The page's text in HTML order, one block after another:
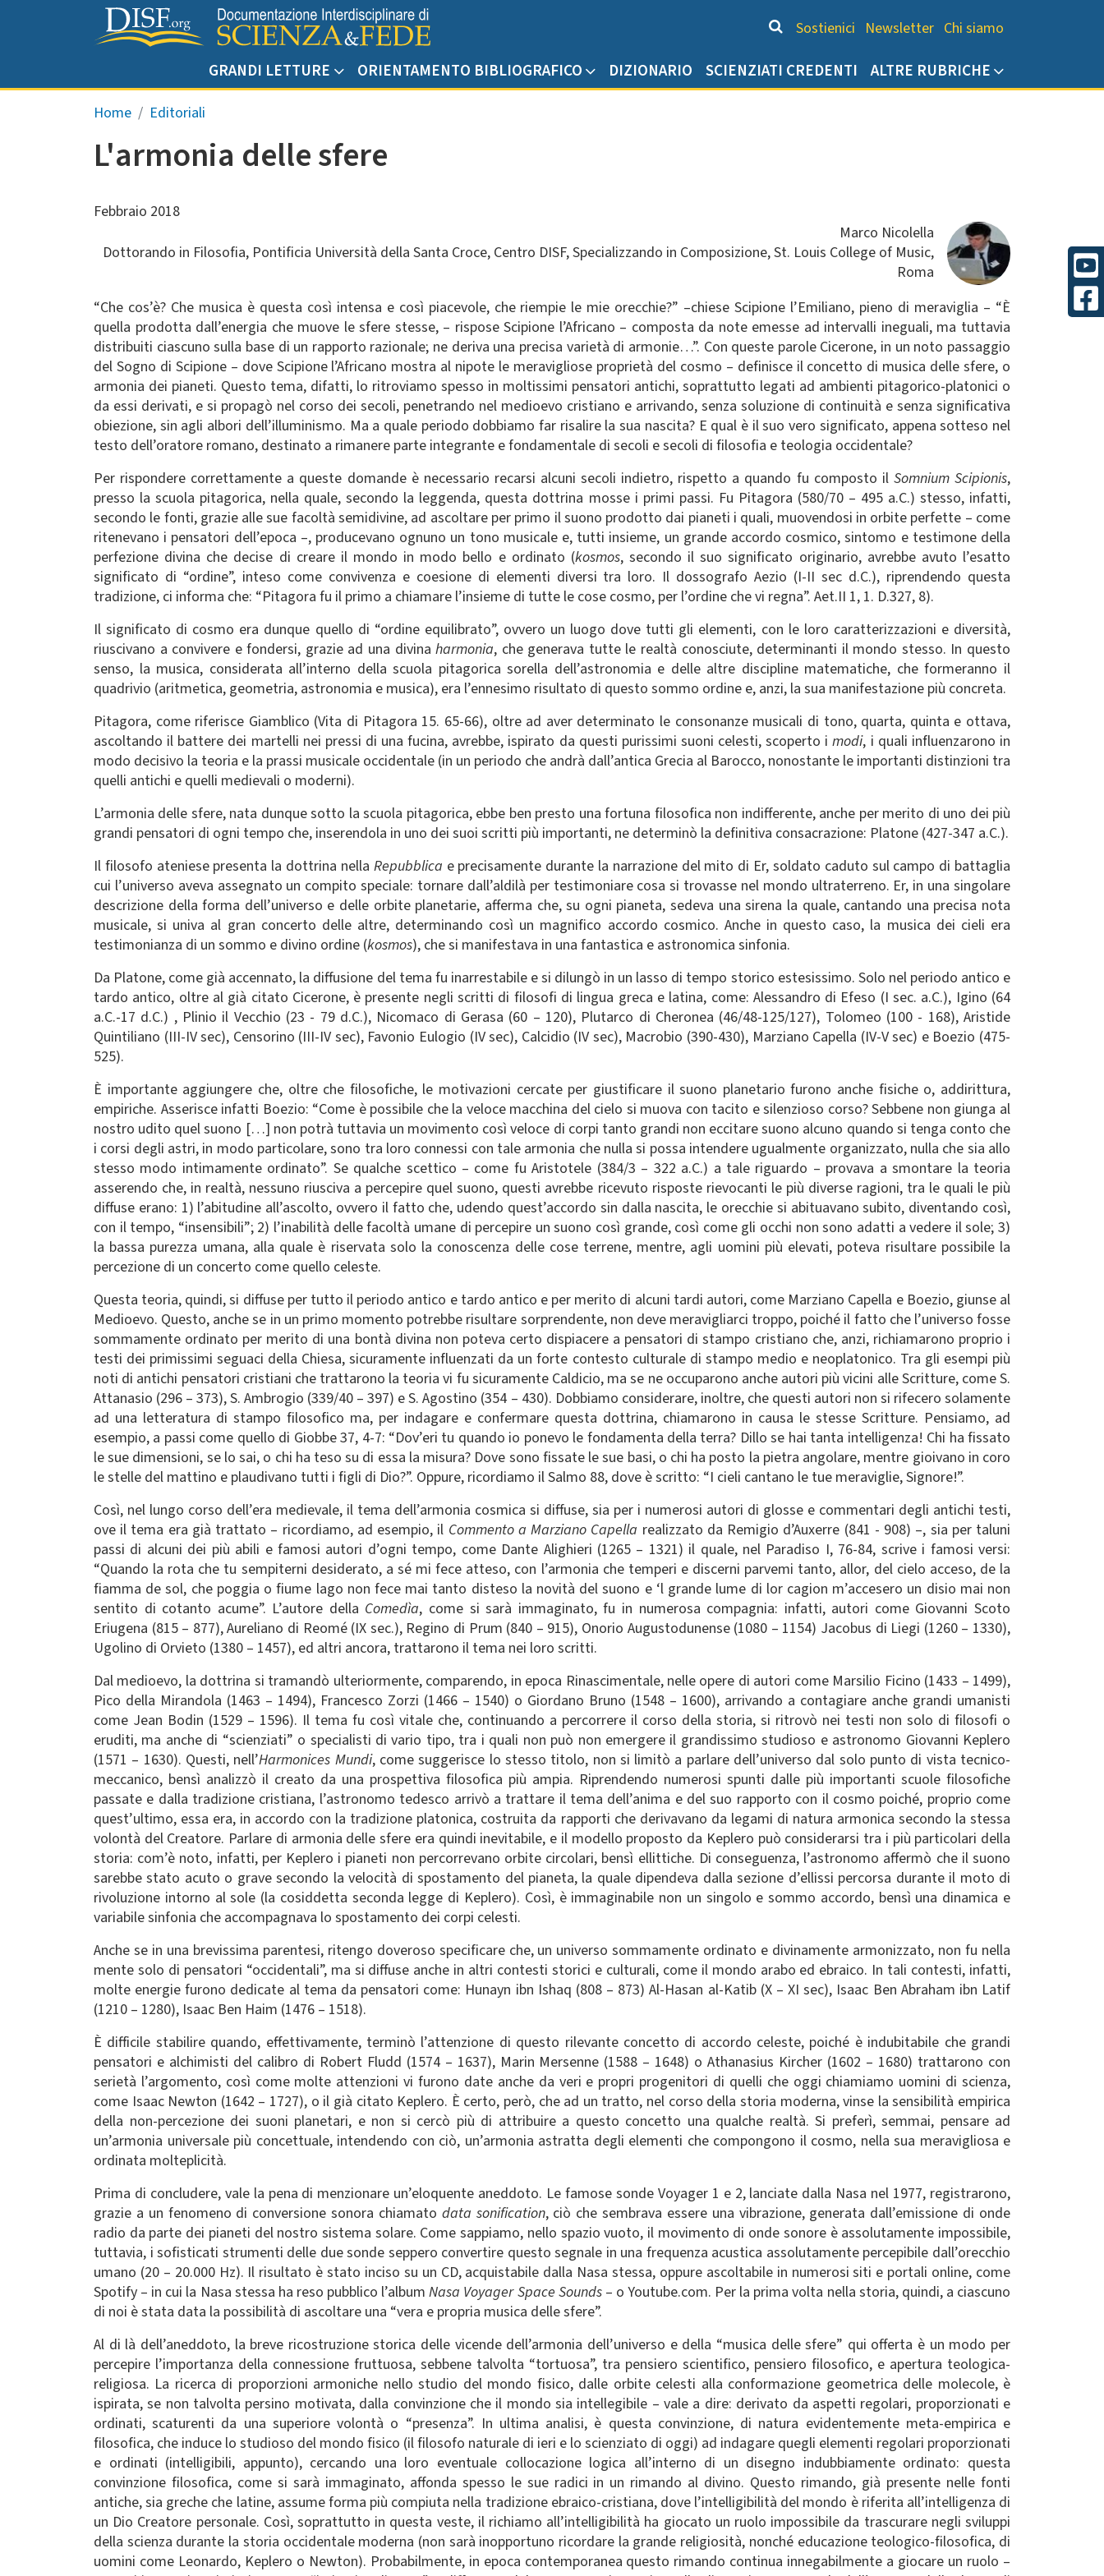
Salta al contenuto principale
Chi siamo
Sostienici Newsletter Chi siamo
GRANDI LETTURE ORIENTAMENTO BIBLIOGRAFICO DIZIONARIO SCIENZIATI CREDENTI ALTRE RUBRICHE
Briciole di pane
Home Editoriali
L'armonia delle sfere
Febbraio 2018
Marco Nicolella
Dottorando in Filosofia, Pontificia Università della Santa Croce, Centro DISF, Specializzando in Composizione, St. Louis College of Music,
Roma
“Che cos’è? Che musica è questa così intensa e così piacevole, che riempie le mie orecchie?” –chiese Scipione l’Emiliano, pieno di meraviglia – “È
quella prodotta dall’energia che muove le sfere stesse, – rispose Scipione l’Africano – composta da note emesse ad intervalli ineguali, ma tuttavia
distribuiti ciascuno sulla base di un rapporto razionale; ne deriva una precisa varietà di armonie…”. Con queste parole Cicerone, in un noto passaggio
del Sogno di Scipione – dove Scipione l’Africano mostra al nipote le meravigliose proprietà del cosmo – definisce il concetto di musica delle sfere, o
armonia dei pianeti. Questo tema, difatti, lo ritroviamo spesso in moltissimi pensatori antichi, soprattutto legati ad ambienti pitagorico-platonici o
da essi derivati, e si propagò nel corso dei secoli, penetrando nel medioevo cristiano e arrivando, senza soluzione di continuità e senza significativa
obiezione, sin agli albori dell’illuminismo. Ma a quale periodo dobbiamo far risalire la sua nascita? E qual è il suo vero significato, appena sotteso nel
testo dell’oratore romano, destinato a rimanere parte integrante e fondamentale di secoli e secoli di filosofia e teologia occidentale?
Per rispondere correttamente a queste domande è necessario recarsi alcuni secoli indietro, rispetto a quando fu composto il Somnium Scipionis,
presso la scuola pitagorica, nella quale, secondo la leggenda, questa dottrina mosse i primi passi. Fu Pitagora (580/70 – 495 a.C.) stesso, infatti,
secondo le fonti, grazie alle sue facoltà semidivine, ad ascoltare per primo il suono prodotto dai pianeti i quali, muovendosi in orbite perfette – come
ritenevano i pensatori dell’epoca –, producevano ognuno un tono musicale e, tutti insieme, un grande accordo cosmico, sintomo e testimone della
perfezione divina che decise di creare il mondo in modo bello e ordinato (kosmos, secondo il suo significato originario, avrebbe avuto l’esatto
significato di “ordine”, inteso come convivenza e coesione di elementi diversi tra loro. Il dossografo Aezio (I-II sec d.C.), riprendendo questa
tradizione, ci informa che: “Pitagora fu il primo a chiamare l’insieme di tutte le cose cosmo, per l’ordine che vi regna”. Aet.II 1, 1. D.327, 8).
Il significato di cosmo era dunque quello di “ordine equilibrato”, ovvero un luogo dove tutti gli elementi, con le loro caratterizzazioni e diversità,
riuscivano a convivere e fondersi, grazie ad una divinaharmonia, che generava tutte le realtà conosciute, determinanti il mondo stesso. In questo
senso, la musica, considerata all’interno della scuola pitagorica sorella dell’astronomia e delle altre discipline matematiche, che formeranno il
quadrivio (aritmetica, geometria, astronomia e musica), era l’ennesimo risultato di questo sommo ordine e, anzi, la sua manifestazione più concreta.
Pitagora, come riferisce Giamblico (Vita di Pitagora 15. 65-66), oltre ad aver determinato le consonanze musicali di tono, quarta, quinta e ottava,
ascoltando il battere dei martelli nei pressi di una fucina, avrebbe, ispirato da questi purissimi suoni celesti, scoperto imodi, i quali influenzarono in
modo decisivo la teoria e la prassi musicale occidentale (in un periodo che andrà dall’antica Grecia al Barocco, nonostante le importanti distinzioni tra
quelli antichi e quelli medievali o moderni).
L’armonia delle sfere, nata dunque sotto la scuola pitagorica, ebbe ben presto una fortuna filosofica non indifferente, anche per merito di uno dei più
grandi pensatori di ogni tempo che, inserendola in uno dei suoi scritti più importanti, ne determinò la definitiva consacrazione: Platone (427-347 a.C.).
Il filosofo ateniese presenta la dottrina nella Repubblica e precisamente durante la narrazione del mito di Er, soldato caduto sul campo di battaglia
cui l’universo aveva assegnato un compito speciale: tornare dall’aldilà per testimoniare cosa si trovasse nel mondo ultraterreno. Er, in una singolare
descrizione della forma dell’universo e delle orbite planetarie, afferma che, su ogni pianeta, sedeva una sirena la quale, cantando una precisa nota
musicale, si univa al gran concerto delle altre, determinando così un magnifico accordo cosmico. Anche in questo caso, la musica dei cieli era
testimonianza di un sommo e divino ordine (kosmos), che si manifestava in una fantastica e astronomica sinfonia.
Da Platone, come già accennato, la diffusione del tema fu inarrestabile e si dilungò in un lasso di tempo storico estesissimo. Solo nel periodo antico e
tardo antico, oltre al già citato Cicerone, è presente negli scritti di filosofi di lingua greca e latina, come: Alessandro di Efeso (I sec. a.C.), Igino (64
a.C.-17 d.C.) , Plinio il Vecchio (23 - 79 d.C.), Nicomaco di Gerasa (60 – 120), Plutarco di Cheronea (46/48-125/127), Tolomeo (100 - 168), Aristide
Quintiliano (III-IV sec), Censorino (III-IV sec), Favonio Eulogio (IV sec), Calcidio (IV sec), Macrobio (390-430), Marziano Capella (IV-V sec) e Boezio (475-
525).
È importante aggiungere che, oltre che filosofiche, le motivazioni cercate per giustificare il suono planetario furono anche fisiche o, addirittura,
empiriche. Asserisce infatti Boezio: “Come è possibile che la veloce macchina del cielo si muova con tacito e silenzioso corso? Sebbene non giunga al
nostro udito quel suono […] non potrà tuttavia un movimento così veloce di corpi tanto grandi non eccitare suono alcuno quando si tenga conto che
i corsi degli astri, in modo particolare, sono tra loro connessi con tale armonia che nulla si possa intendere ugualmente organizzato, nulla che sia allo
stesso modo intimamente ordinato”. Se qualche scettico – come fu Aristotele (384/3 – 322 a.C.) a tale riguardo – provava a smontare la teoria
asserendo che, in realtà, nessuno riusciva a percepire quel suono, questi avrebbe ricevuto risposte rievocanti le più diverse ragioni, tra le quali le più
diffuse erano: 1) l’abitudine all’ascolto, ovvero il fatto che, udendo quest’accordo sin dalla nascita, le orecchie si abituavano subito, diventando così,
con il tempo, “insensibili”; 2) l’inabilità delle facoltà umane di percepire un suono così grande, così come gli occhi non sono adatti a vedere il sole; 3)
la bassa purezza umana, alla quale è riservata solo la conoscenza delle cose terrene, mentre, agli uomini più elevati, poteva risultare possibile la
percezione di un concerto come quello celeste.
Questa teoria, quindi, si diffuse per tutto il periodo antico e tardo antico e per merito di alcuni tardi autori, come Marziano Capella e Boezio, giunse al
Medioevo. Questo, anche se in un primo momento potrebbe risultare sorprendente, non deve meravigliarci troppo, poiché il fatto che l’universo fosse
sommamente ordinato per merito di una bontà divina non poteva certo dispiacere a pensatori di stampo cristiano che, anzi, richiamarono proprio i
testi dei primissimi seguaci della Chiesa, sicuramente influenzati da un forte contesto culturale di stampo medio e neoplatonico. Tra gli esempi più
noti di antichi pensatori cristiani che trattarono la teoria vi fu sicuramente Caldicio, ma se ne occuparono anche autori più vicini alle Scritture, come S.
Attanasio (296 – 373), S. Ambrogio (339/40 – 397) e S. Agostino (354 – 430). Dobbiamo considerare, inoltre, che questi autori non si rifecero solamente
ad una letteratura di stampo filosofico ma, per indagare e confermare questa dottrina, chiamarono in causa le stesse Scritture. Pensiamo, ad
esempio, a passi come quello di Giobbe 37, 4-7: “Dov’eri tu quando io ponevo le fondamenta della terra? Dillo se hai tanta intelligenza! Chi ha fissato
le sue dimensioni, se lo sai, o chi ha teso su di essa la misura? Dove sono fissate le sue basi, o chi ha posto la pietra angolare, mentre gioivano in coro
le stelle del mattino e plaudivano tutti i figli di Dio?”. Oppure, ricordiamo il Salmo 88, dove è scritto: “I cieli cantano le tue meraviglie, Signore!”.
Così, nel lungo corso dell’era medievale, il tema dell’armonia cosmica si diffuse, sia per i numerosi autori di glosse e commentari degli antichi testi,
ove il tema era già trattato – ricordiamo, ad esempio, il Commento a Marziano Capella realizzato da Remigio d’Auxerre (841 - 908) –, sia per taluni
passi di alcuni dei più abili e famosi autori d’ogni tempo, come Dante Alighieri (1265 – 1321) il quale, nel Paradiso I, 76-84, scrive i famosi versi:
“Quando la rota che tu sempiterni desiderato, a sé mi fece atteso, con l’armonia che temperi e discerni parvemi tanto, allor, del cielo acceso, de la
fiamma de sol, che poggia o fiume lago non fece mai tanto disteso la novità del suono e ‘l grande lume di lor cagion m’accesero un disio mai non
sentito di cotanto acume”. L’autore della Comedìa, come si sarà immaginato, fu in numerosa compagnia: infatti, autori come Giovanni Scoto
Eriugena (815 – 877), Aureliano di Reomé (IX sec.), Regino di Prum (840 – 915), Onorio Augustodunense (1080 – 1154) Jacobus di Liegi (1260 – 1330),
Ugolino di Orvieto (1380 – 1457), ed altri ancora, trattarono il tema nei loro scritti.
Dal medioevo, la dottrina si tramandò ulteriormente, comparendo, in epoca Rinascimentale, nelle opere di autori come Marsilio Ficino (1433 – 1499),
Pico della Mirandola (1463 – 1494), Francesco Zorzi (1466 – 1540) o Giordano Bruno (1548 – 1600), arrivando a contagiare anche grandi umanisti
come Jean Bodin (1529 – 1596). Il tema fu così vitale che, continuando a percorrere il corso della storia, si ritrovò nei testi non solo di filosofi o
eruditi, ma anche di “scienziati” o specialisti di vario tipo, tra i quali non può non emergere il grandissimo studioso e astronomo Giovanni Keplero
(1571 – 1630). Questi, nell’Harmonices Mundi, come suggerisce lo stesso titolo, non si limitò a parlare dell’universo dal solo punto di vista tecnico-
meccanico, bensì analizzò il creato da una prospettiva filosofica più ampia. Riprendendo numerosi spunti dalle più importanti scuole filosofiche
passate e dalla tradizione cristiana, l’astronomo tedesco arrivò a trattare il tema dell’anima e del suo rapporto con il cosmo poiché, proprio come
quest’ultimo, essa era, in accordo con la tradizione platonica, costruita da rapporti che derivavano da legami di natura armonica secondo la stessa
volontà del Creatore. Parlare di armonia delle sfere era quindi inevitabile, e il modello proposto da Keplero può considerarsi tra i più particolari della
storia: com’è noto, infatti, per Keplero i pianeti non percorrevano orbite circolari, bensì ellittiche. Di conseguenza, l’astronomo affermò che il suono
sarebbe stato acuto o grave secondo la velocità di spostamento del pianeta, la quale dipendeva dalla sezione d’ellissi percorsa durante il moto di
rivoluzione intorno al sole (la cosiddetta seconda legge di Keplero). Così, è immaginabile non un singolo e sommo accordo, bensì una dinamica e
variabile sinfonia che accompagnava lo spostamento dei corpi celesti.
Anche se in una brevissima parentesi, ritengo doveroso specificare che, un universo sommamente ordinato e divinamente armonizzato, non fu nella
mente solo di pensatori “occidentali”, ma si diffuse anche in altri contesti storici e culturali, come il mondo arabo ed ebraico. In tali contesti, infatti,
molte energie furono dedicate al tema da pensatori come: Hunayn ibn Ishaq (808 – 873) Al-Hasan al-Katib (X – XI sec), Isaac Ben Abraham ibn Latif
(1210 – 1280), Isaac Ben Haim (1476 – 1518).
È difficile stabilire quando, effettivamente, terminò l’attenzione di questo rilevante concetto di accordo celeste, poiché è indubitabile che grandi
pensatori e alchimisti del calibro di Robert Fludd (1574 – 1637), Marin Mersenne (1588 – 1648) o Athanasius Kircher (1602 – 1680) trattarono con
serietà l’argomento, così come molte attenzioni vi furono date anche da veri e propri progenitori di quelli che oggi chiamiamo uomini di scienza,
come Isaac Newton (1642 – 1727), o il già citato Keplero. È certo, però, che ad un tratto, nel corso della storia moderna, vinse la sensibilità empirica
della non-percezione dei suoni planetari, e non si cercò più di attribuire a questo concetto una qualche realtà. Si preferì, semmai, pensare ad
un’armonia universale più concettuale, intendendo con ciò, un’armonia astratta degli elementi che compongono il cosmo, nella sua meravigliosa e
ordinata molteplicità.
Prima di concludere, vale la pena di menzionare un’eloquente aneddoto. Le famose sonde Voyager 1 e 2, lanciate dalla Nasa nel 1977, registrarono,
grazie a un fenomeno di conversione sonora chiamato data sonification, ciò che sembrava essere una vibrazione, generata dall’emissione di onde
radio da parte dei pianeti del nostro sistema solare. Come sappiamo, nello spazio vuoto, il movimento di onde sonore è assolutamente impossibile,
tuttavia, i sofisticati strumenti delle due sonde seppero convertire questo segnale in una frequenza acustica assolutamente percepibile dall’orecchio
umano (20 – 20.000 Hz). Il risultato è stato inciso su un CD, acquistabile dalla Nasa stessa, oppure ascoltabile in numerosi siti e portali online, come
Spotify – in cui la Nasa stessa ha reso pubblico l’albumNasa Voyager Space Sounds– o Youtube.com. Per la prima volta nella storia, quindi, a ciascuno
di noi è stata data la possibilità di ascoltare una “vera e propria musica delle sfere”.
Al di là dell’aneddoto, la breve ricostruzione storica delle vicende dell’armonia dell’universo e della “musica delle sfere” qui offerta è un modo per
percepire l’importanza della connessione fruttuosa, sebbene talvolta “tortuosa”, tra pensiero scientifico, pensiero filosofico, e apertura teologica-
religiosa. La ricerca di proporzioni armoniche nello studio del mondo fisico, dalle orbite celesti alla conformazione geometrica delle molecole, è
ispirata, se non talvolta persino motivata, dalla convinzione che il mondo sia intellegibile – vale a dire: derivato da aspetti regolari, proporzionati e
ordinati, scaturenti da una superiore volontà o “presenza”. In ultima analisi, è questa convinzione, di natura evidentemente meta-empirica e
filosofica, che induce lo studioso del mondo fisico (il filosofo naturale di ieri e lo scienziato di oggi) ad indagare quegli elementi regolari proporzionati
e ordinati (intelligibili, appunto), cercando una loro eventuale collocazione logica all’interno di un disegno indubbiamente ordinato: questa
convinzione filosofica, come si sarà immaginato, affonda spesso le sue radici in un rimando al divino. Questo rimando, già presente nelle fonti
antiche, sia greche che latine, assume forma più compiuta nella tradizione ebraico-cristiana, dove l’intelligibilità del mondo è riferita all’intelligenza di
un Dio Creatore personale. Così, soprattutto in questa veste, il richiamo all’intelligibilità ha giocato un ruolo impossibile da trascurare negli sviluppi
della scienza durante la storia occidentale moderna (non sarà inopportuno ricordare la grande religiosità, nonché educazione teologico-filosofica, di
uomini come Leonardo, Keplero o Newton). Probabilmente, in epoca contemporanea questo rimando continua innegabilmente a giocare un ruolo –